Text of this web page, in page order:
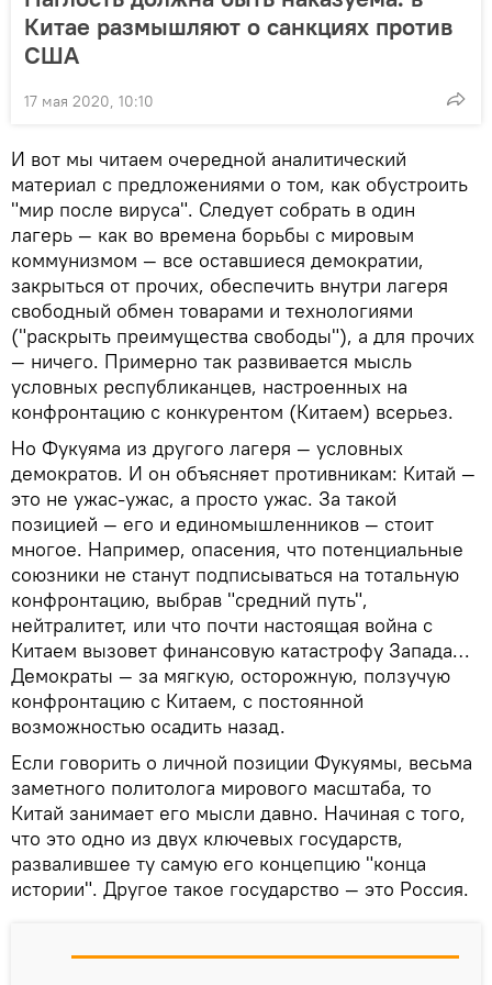
Китае размышляют о санкциях против
США
17 мая 2020, 10:10
И вот мы читаем очередной аналитический
материал с предложениями о том, как обустроить
"мир после вируса". Следует собрать в один
лагерь — как во времена борьбы с мировым
коммунизмом — все оставшиеся демократии,
закрыться от прочих, обеспечить внутри лагеря
свободный обмен товарами и технологиями
("раскрыть преимущества свободы"), а для прочих
— ничего. Примерно так развивается мысль
условных республиканцев, настроенных на
конфронтацию с конкурентом (Китаем) всерьез.
Но Фукуяма из другого лагеря — условных
демократов. И он объясняет противникам: Китай —
это не ужас-ужас, а просто ужас. За такой
позицией — его и единомышленников — стоит
многое. Например, опасения, что потенциальные
союзники не станут подписываться на тотальную
конфронтацию, выбрав "средний путь",
нейтралитет, или что почти настоящая война с
Китаем вызовет финансовую катастрофу Запада…
Демократы — за мягкую, осторожную, ползучую
конфронтацию с Китаем, с постоянной
возможностью осадить назад.
Если говорить о личной позиции Фукуямы, весьма
заметного политолога мирового масштаба, то
Китай занимает его мысли давно. Начиная с того,
что это одно из двух ключевых государств,
развалившее ту самую его концепцию "конца
истории". Другое такое государство — это Россия.